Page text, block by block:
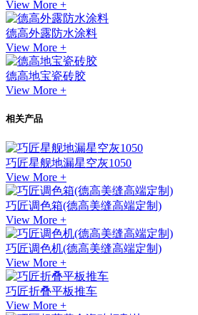
View More +
德高外露防水涂料
View More +
德高地宝瓷砖胶
View More +
相关产品
巧匠星舰地漏星空灰1050
View More +
巧匠调色箱(德高美缝高端定制)
View More +
巧匠调色机(德高美缝高端定制)
View More +
巧匠折叠平板推车
View More +